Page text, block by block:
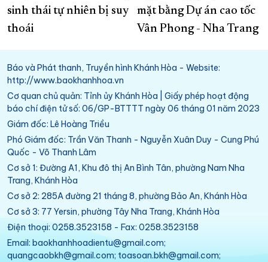
sinh thái tự nhiên bị suy
thoái
mặt bằng Dự án cao tốc
Vân Phong - Nha Trang
Báo và Phát thanh, Truyền hình Khánh Hòa - Website:
http://www.baokhanhhoa.vn
Cơ quan chủ quản: Tỉnh ủy Khánh Hòa | Giấy phép hoạt động
báo chí điện tử số: 06/GP-BTTTT ngày 06 tháng 01 năm 2023
Giám đốc: Lê Hoàng Triều
Phó Giám đốc: Trần Văn Thanh - Nguyễn Xuân Duy - Cung Phú
Quốc - Võ Thanh Lâm
Cơ sở 1: Đường A1, Khu đô thị An Bình Tân, phường Nam Nha
Trang, Khánh Hòa
Cơ sở 2: 285A đường 21 tháng 8, phường Bảo An, Khánh Hòa
Cơ sở 3: 77 Yersin, phường Tây Nha Trang, Khánh Hòa
Điện thoại: 0258.3523158 - Fax: 0258.3523158
Email: baokhanhhoadientu@gmail.com;
quangcaobkh@gmail.com; toasoan.bkh@gmail.com;